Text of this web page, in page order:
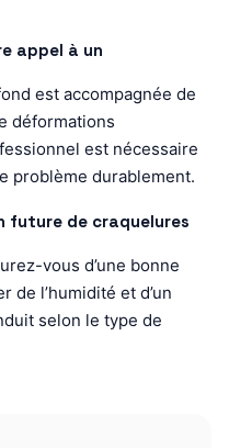
appel à un
est accompagnée de
déformations
est nécessaire
problème durablement.
future de craquelures
vous d’une bonne
de l’humidité et d’un
selon le type de